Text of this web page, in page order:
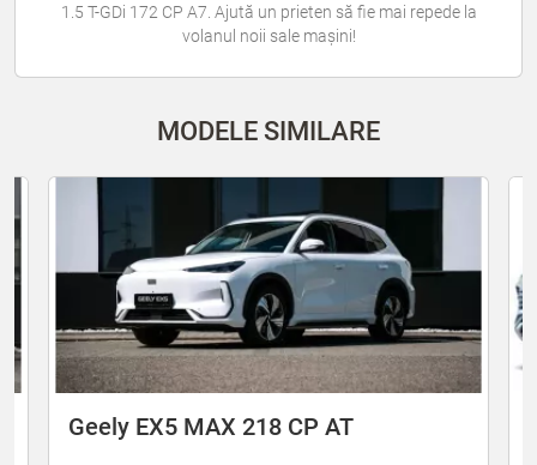
1.5 T-GDi 172 CP A7. Ajută un prieten să fie mai repede la
volanul noii sale mașini!
MODELE SIMILARE
Geely EX5 MAX 218 CP AT